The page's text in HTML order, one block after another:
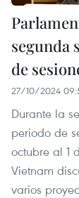
segunda
de
27/10/2024
Durante la
periodo de
octubre al 1
Vietnam
varios